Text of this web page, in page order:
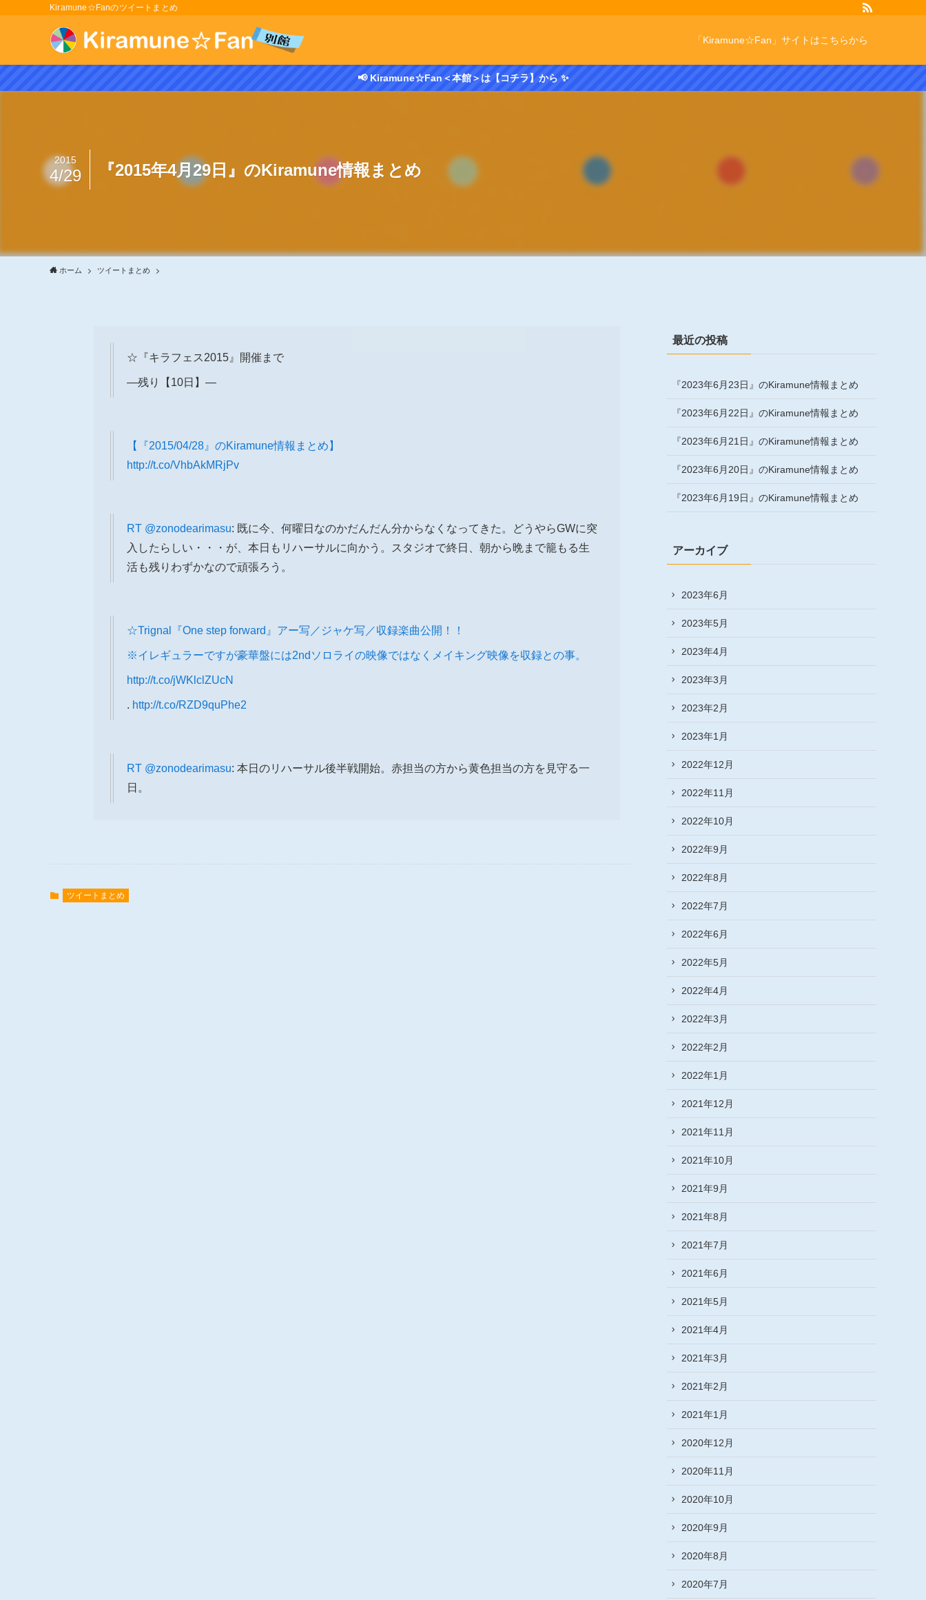
Kiramune☆Fanのツイートまとめ
「Kiramune☆Fan」サイトはこちらから
📢 Kiramune☆Fan＜本館＞は【コチラ】から ✨
『2015年4月29日』のKiramune情報まとめ
2015
4/29
ホーム ツイートまとめ
☆『キラフェス2015』開催まで
―残り【10日】―
【『2015/04/28』のKiramune情報まとめ】
http://t.co/VhbAkMRjPv
RT @zonodearimasu: 既に今、何曜日なのかだんだん分からなくなってきた。どうやらGWに突
入したらしい・・・が、本日もリハーサルに向かう。スタジオで終日、朝から晩まで籠もる生
活も残りわずかなので頑張ろう。
☆Trignal『One step forward』アー写／ジャケ写／収録楽曲公開！！
※イレギュラーですが豪華盤には2ndソロライの映像ではなくメイキング映像を収録との事。
http://t.co/jWKlclZUcN
. http://t.co/RZD9quPhe2
RT @zonodearimasu: 本日のリハーサル後半戦開始。赤担当の方から黄色担当の方を見守る一
日。
ツイートまとめ
最近の投稿
『2023年6月23日』のKiramune情報まとめ
『2023年6月22日』のKiramune情報まとめ
『2023年6月21日』のKiramune情報まとめ
『2023年6月20日』のKiramune情報まとめ
『2023年6月19日』のKiramune情報まとめ
アーカイブ
2023年6月
2023年5月
2023年4月
2023年3月
2023年2月
2023年1月
2022年12月
2022年11月
2022年10月
2022年9月
2022年8月
2022年7月
2022年6月
2022年5月
2022年4月
2022年3月
2022年2月
2022年1月
2021年12月
2021年11月
2021年10月
2021年9月
2021年8月
2021年7月
2021年6月
2021年5月
2021年4月
2021年3月
2021年2月
2021年1月
2020年12月
2020年11月
2020年10月
2020年9月
2020年8月
2020年7月